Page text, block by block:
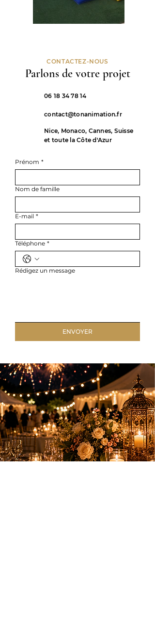
CONTACTEZ-NOUS
Parlons de votre projet
06 18 34 78 14
contact@tonanimation.fr
Nice, Monaco, Cannes, Suisse
et toute la Côte d'Azur
Prénom *
Nom de famille
E-mail *
Téléphone *
Rédigez un message
ENVOYER